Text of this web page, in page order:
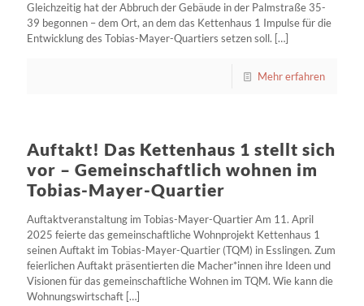
Mehr erfahren
Auftakt! Das Kettenhaus 1 stellt sich
Auftaktveranstaltung im Tobias-Mayer-Quartier Am 11. April
2025 feierte das gemeinschaftliche Wohnprojekt Kettenhaus 1
seinen Auftakt im Tobias-Mayer-Quartier (TQM) in Esslingen. Zum
Visionen für das gemeinschaftliche Wohnen im TQM. Wie kann die
Wohnungswirtschaft[…]
Mehr erfahren
Gleichzeitig hat der Abbruch der Gebäude in der Palmstraße 35-
39 begonnen – dem Ort, an dem das Kettenhaus 1 Impulse für die
Entwicklung des Tobias-Mayer-Quartiers setzen soll. […]
Mehr erfahren
Auftakt! Das Kettenhaus 1 stellt sich
vor – Gemeinschaftlich wohnen im
Tobias-Mayer-Quartier
Auftaktveranstaltung im Tobias-Mayer-Quartier Am 11. April
2025 feierte das gemeinschaftliche Wohnprojekt Kettenhaus 1
seinen Auftakt im Tobias-Mayer-Quartier (TQM) in Esslingen. Zum
feierlichen Auftakt präsentierten die Macher*innen ihre Ideen und
Visionen für das gemeinschaftliche Wohnen im TQM. Wie kann die
Wohnungswirtschaft […]